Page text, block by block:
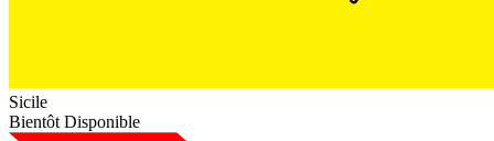
Sicile
Bientôt Disponible